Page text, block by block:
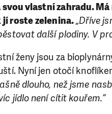
svou vlastní zahradu.
jí roste zelenina.„Dříve
další plodiny. V
ženy jsou za
Nyní jen otočí
dlouho, než jsme
jídlo není cítit kouřem.”